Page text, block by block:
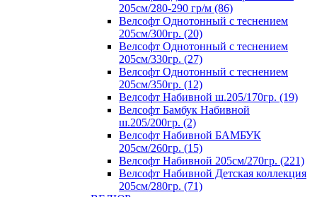
205см/280-290 гр/м (86)
Велсофт Однотонный с теснением
205см/300гр. (20)
Велсофт Однотонный с теснением
205см/330гр. (27)
Велсофт Однотонный с теснением
205см/350гр. (12)
Велсофт Набивной ш.205/170гр. (19)
Велсофт Бамбук Набивной
ш.205/200гр. (2)
Велсофт Набивной БАМБУК
205см/260гр. (15)
Велсофт Набивной 205см/270гр. (221)
Велсофт Набивной Детская коллекция
205см/280гр. (71)